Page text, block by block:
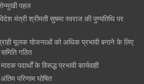
पहल
मंत्री श्रीमती सुषमा स्वराज की पुण्यतिथि पर
मूलक योजनाओं को अधिक प्रभावी बनाने के लिए
गठित
पदार्थों के विरूद्ध प्रभावी कार्यवाही
परिणाम घोषित